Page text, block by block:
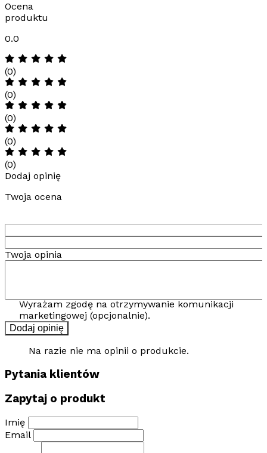
Ocena
produktu
0.0
(0)
(0)
(0)
(0)
(0)
Dodaj opinię
Twoja ocena
Twoja opinia
Wyrażam zgodę na otrzymywanie komunikacji
marketingowej (opcjonalnie).
Dodaj opinię
Na razie nie ma opinii o produkcie.
Pytania klientów
Zapytaj o produkt
Imię
Email